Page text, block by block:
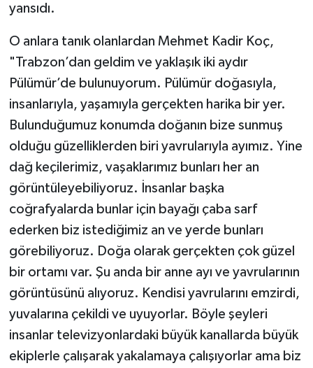
yansıdı.
O anlara tanık olanlardan Mehmet Kadir Koç,
"Trabzon’dan geldim ve yaklaşık iki aydır
Pülümür’de bulunuyorum. Pülümür doğasıyla,
insanlarıyla, yaşamıyla gerçekten harika bir yer.
Bulunduğumuz konumda doğanın bize sunmuş
olduğu güzelliklerden biri yavrularıyla ayımız. Yine
dağ keçilerimiz, vaşaklarımız bunları her an
görüntüleyebiliyoruz. İnsanlar başka
coğrafyalarda bunlar için bayağı çaba sarf
ederken biz istediğimiz an ve yerde bunları
görebiliyoruz. Doğa olarak gerçekten çok güzel
bir ortamı var. Şu anda bir anne ayı ve yavrularının
görüntüsünü alıyoruz. Kendisi yavrularını emzirdi,
yuvalarına çekildi ve uyuyorlar. Böyle şeyleri
insanlar televizyonlardaki büyük kanallarda büyük
ekiplerle çalışarak yakalamaya çalışıyorlar ama biz